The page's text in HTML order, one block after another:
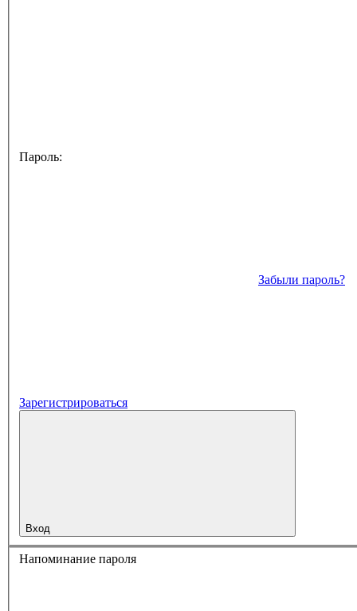
Пароль:
Забыли пароль?
Зарегистрироваться
Вход
Напоминание пароля